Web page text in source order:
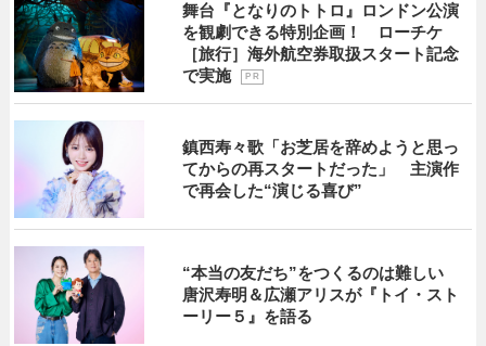
舞台『となりのトトロ』ロンドン公演
を観劇できる特別企画！ ローチケ
［旅行］海外航空券取扱スタート記念
で実施
P R
鎮西寿々歌「お芝居を辞めようと思っ
てからの再スタートだった」 主演作
で再会した“演じる喜び”
“本当の友だち”をつくるのは難しい
唐沢寿明＆広瀬アリスが『トイ・スト
ーリー５』を語る